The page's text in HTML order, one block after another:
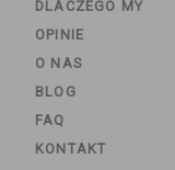
DLACZEGO MY
OPINIE
O NAS
BLOG
FAQ
KONTAKT